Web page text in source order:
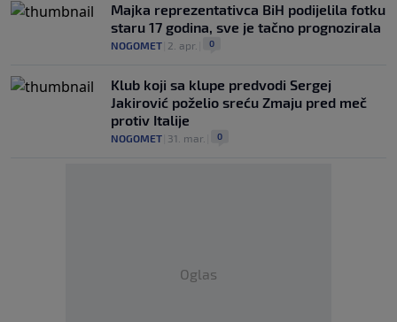
Majka reprezentativca BiH podijelila fotku
staru 17 godina, sve je tačno prognozirala
NOGOMET 2. apr. 0
Klub koji sa klupe predvodi Sergej
Jakirović poželio sreću Zmaju pred meč
protiv Italije
NOGOMET 31. mar. 0
Oglas